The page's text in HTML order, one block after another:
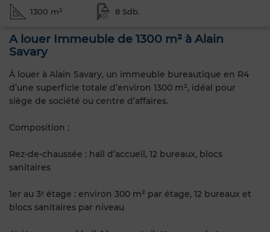
1300 m² 8 Sdb.
A louer Immeuble de 1300 m² à Alain
Savary
À louer à Alain Savary, un immeuble bureautique en R4
d’une superficie totale d’environ 1300 m², idéal pour
siège de société ou centre d’affaires.
Composition :
Rez-de-chaussée : hall d’accueil, 12 bureaux, blocs
sanitaires
1er au 3ᵉ étage : environ 300 m² par étage, 12 bureaux et
blocs sanitaires par niveau